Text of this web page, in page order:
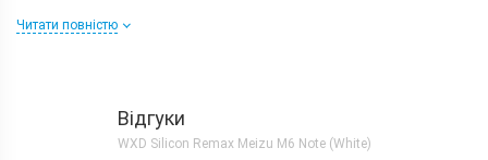
Читати повністю
Відгуки
WXD Silicon Remax Meizu M6 Note (White)